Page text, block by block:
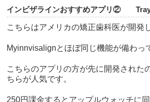
インビザラインおすすめアプリ②
こちらはアメリカの矯正歯科医が開発
Myinnvisalignとほぼ同じ機能が備わっ
こちらのアプリの方が先に開発された
ちらが人気です。
250円課金するとアップルウォッチに